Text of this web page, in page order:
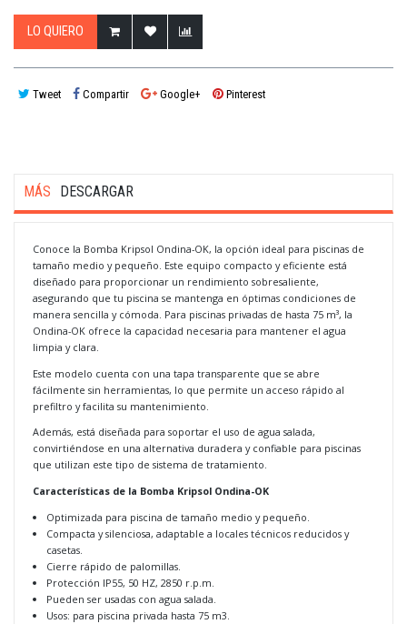
LO QUIERO
Tweet Compartir Google+ Pinterest
MÁS DESCARGAR
Conoce la Bomba Kripsol Ondina-OK, la opción ideal para piscinas de
tamaño medio y pequeño. Este equipo compacto y eficiente está
diseñado para proporcionar un rendimiento sobresaliente,
asegurando que tu piscina se mantenga en óptimas condiciones de
manera sencilla y cómoda. Para piscinas privadas de hasta 75 m³, la
Ondina-OK ofrece la capacidad necesaria para mantener el agua
limpia y clara.
Este modelo cuenta con una tapa transparente que se abre
fácilmente sin herramientas, lo que permite un acceso rápido al
prefiltro y facilita su mantenimiento.
Además, está diseñada para soportar el uso de agua salada,
convirtiéndose en una alternativa duradera y confiable para piscinas
que utilizan este tipo de sistema de tratamiento.
Características de la Bomba Kripsol Ondina-OK
Optimizada para piscina de tamaño medio y pequeño.
Compacta y silenciosa, adaptable a locales técnicos reducidos y
casetas.
Cierre rápido de palomillas.
Protección IP55, 50 HZ, 2850 r.p.m.
Pueden ser usadas con agua salada.
Usos: para piscina privada hasta 75 m3.